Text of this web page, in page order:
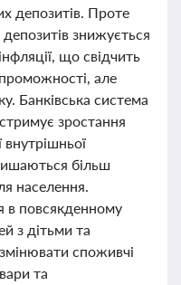
депозитів. Проте
знижується
що свідчить
але
Банківська система
зростання
внутрішньої
більш
населення.
в повсякденному
з дітьми та
споживчі
та